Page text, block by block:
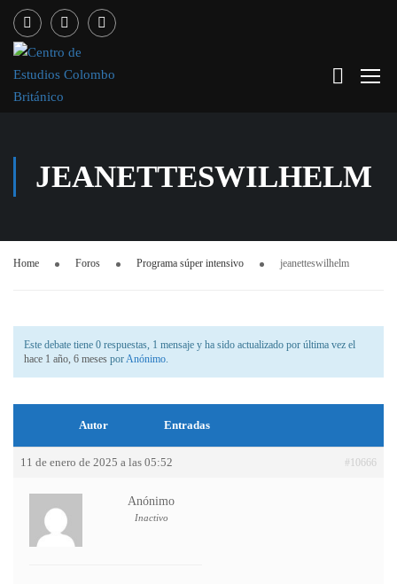
JEANETTESWILHELM
Home Foros Programa súper intensivo jeanetteswilhelm
Este debate tiene 0 respuestas, 1 mensaje y ha sido actualizado por última vez el
hace 1 año, 6 meses porAnónimo.
Autor Entradas
11 de enero de 2025 a las 05:52 #10666
Anónimo
Inactivo